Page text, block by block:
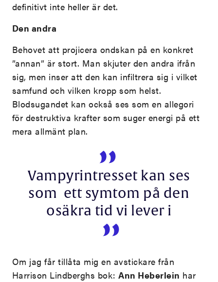
definitivt inte heller är det.
Den andra
Behovet att projicera ondskan på en konkret
”annan” är stort. Man skjuter den andra ifrån
sig, men inser att den kan infiltrera sig i vilket
samfund och vilken kropp som helst.
Blodsugandet kan också ses som en allegori
för destruktiva krafter som suger energi på ett
mera allmänt plan.
Vampyrintresset kan ses
som ett symtom på den
osäkra tid vi lever i
Om jag får tillåta mig en avstickare från
Harrison Lindberghs bok:Ann Heberlein har